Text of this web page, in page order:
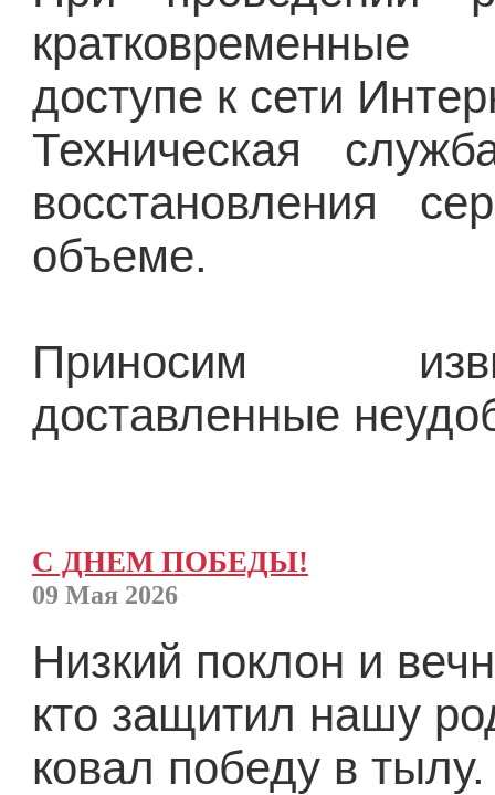
доступе к сети
Техническая
восстановления
объеме.
Приносим
доставленные
С ДНЕМ ПОБЕДЫ!
09 Мая 2026
Низкий поклон и
кто защитил нашу
ковал победу в тылу.